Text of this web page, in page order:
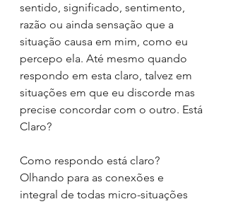
sentido, significado, sentimento,
razão ou ainda sensação que a
situação causa em mim, como eu
percepo ela. Até mesmo quando
respondo em esta claro, talvez em
situações em que eu discorde mas
precise concordar com o outro. Está
Claro?
Como respondo está claro?
Olhando para as conexões e
integral de todas micro-situações